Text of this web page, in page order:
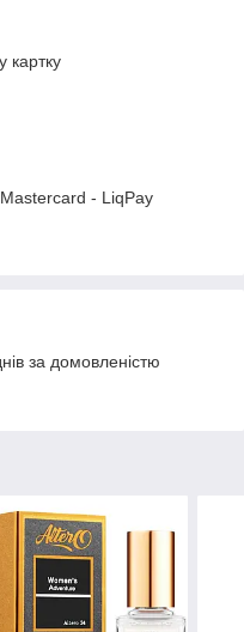
картку
- LiqPay
за домовленістю